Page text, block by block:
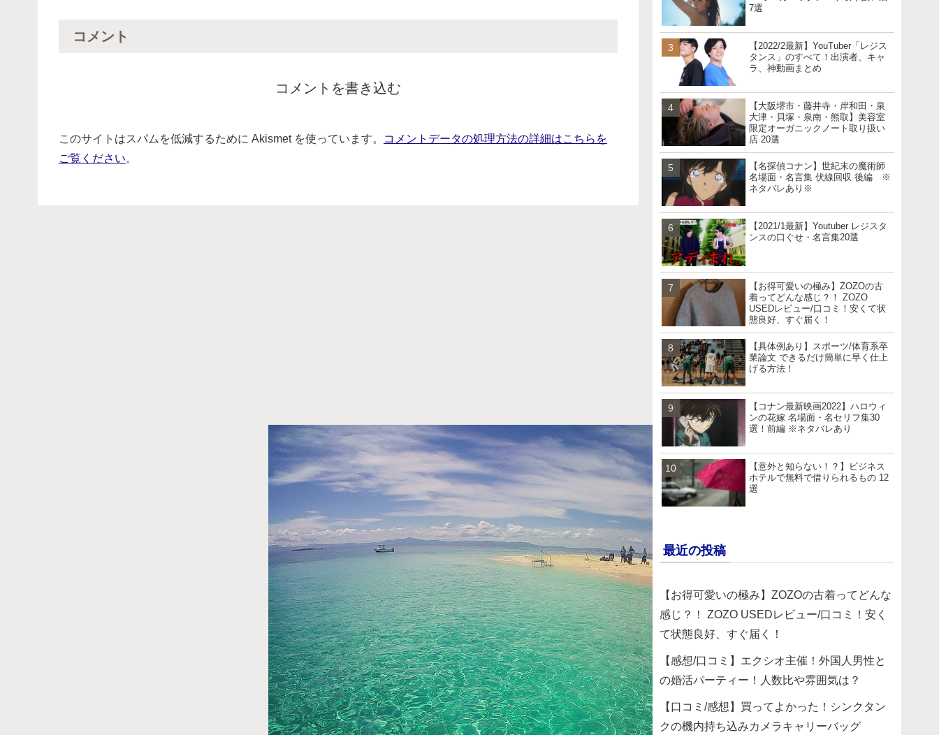
コメント
コメントを書き込む
このサイトはスパムを低減するために Akismet を使っています。
コメントデータの処理方法の詳細はこちらを
ご覧ください。
7選
【2022/2最新】YouTuber「レジス
タンス」のすべて！出演者、キャ
ラ、神動画まとめ
【大阪堺市・藤井寺・岸和田・泉
大津・貝塚・泉南・熊取】美容室
限定オーガニックノート取り扱い
店 20選
【名探偵コナン】世紀末の魔術師
名場面・名言集 伏線回収 後編 ※
ネタバレあり※
【2021/1最新】Youtuber レジスタ
ンスの口ぐせ・名言集20選
【お得可愛いの極み】ZOZOの古
着ってどんな感じ？！ ZOZO
USEDレビュー/口コミ！安くて状
態良好、すぐ届く！
【具体例あり】スポーツ/体育系卒
業論文 できるだけ簡単に早く仕上
げる方法！
【コナン最新映画2022】ハロウィ
ンの花嫁 名場面・名セリフ集30
選！前編 ※ネタバレあり
【意外と知らない！？】ビジネス
ホテルで無料で借りられるもの 12
選
最近の投稿
【お得可愛いの極み】ZOZOの古着ってどんな
感じ？！ ZOZO USEDレビュー/口コミ！安く
て状態良好、すぐ届く！
【感想/口コミ】エクシオ主催！外国人男性と
の婚活パーティー！人数比や雰囲気は？
【口コミ/感想】買ってよかった！シンクタン
クの機内持ち込みカメラキャリーバッグ